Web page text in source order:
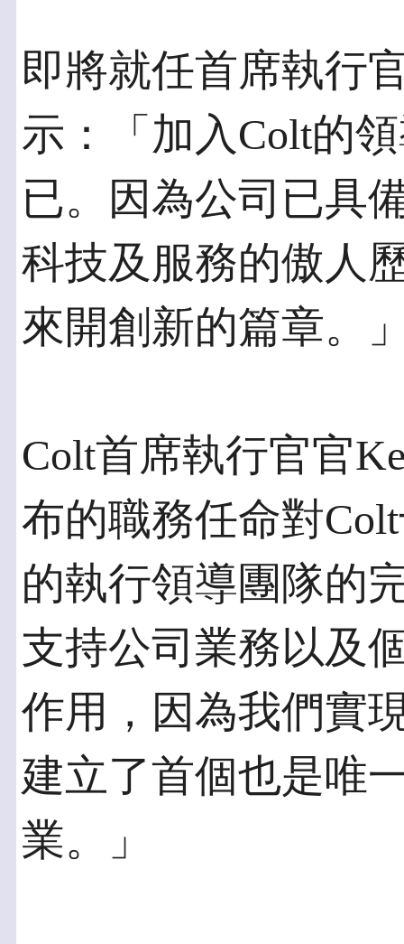
即將就任首席執行
示：「加入Colt的
已。因為公司已具
科技及服務的傲人
來開創新的篇章。
Colt首席執行官官
布的職務任命對
的執行領導團隊的
支持公司業務以及
作用，因為我們實
建立了首個也是唯
業。」